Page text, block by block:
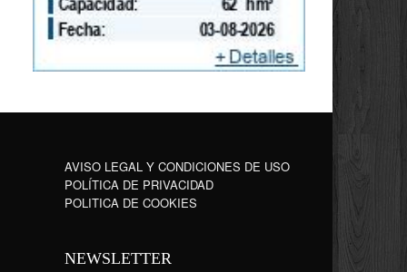
AVISO LEGAL Y CONDICIONES DE USO
POLÍTICA DE PRIVACIDAD
POLITICA DE COOKIES
NEWSLETTER